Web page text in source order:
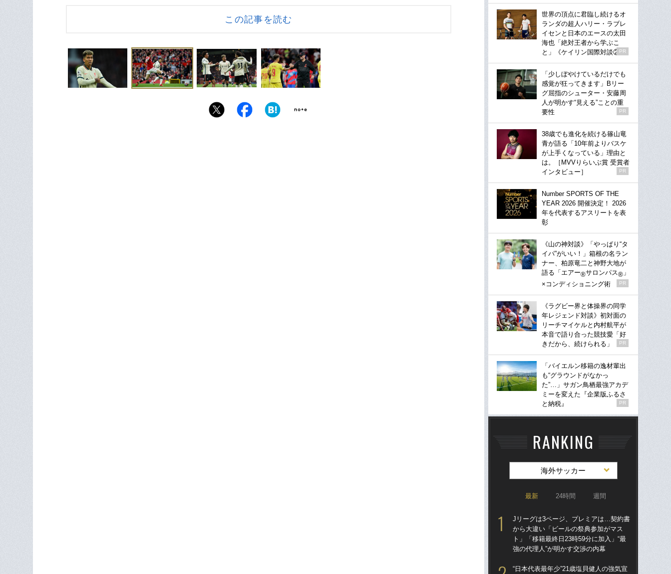
この記事を読む
世界の頂点に君臨し続けるオ
ランダの超人ハリー・ラブレ
イセンと日本のエースの太田
海也「絶対王者から学ぶこ
と」《ケイリン国際対談②》
PR
「少しぼやけているだけでも
感覚が狂ってきます」Bリー
グ屈指のシューター・安藤周
人が明かす“見える”ことの重
要性
PR
38歳でも進化を続ける篠山竜
青が語る「10年前よりバスケ
が上手くなっている」理由と
は。［MVVりらいぶ賞 受賞者
インタビュー］
PR
Number SPORTS OF THE
YEAR 2026 開催決定！ 2026
年を代表するアスリートを表
彰
《山の神対談》「やっぱり“タ
イパ”がいい！」箱根の名ラン
ナー、柏原竜二と神野大地が
語る「エアー®サロンパス® 」
×コンディショニング術
PR
《ラグビー界と体操界の同学
年レジェンド対談》初対面の
リーチマイケルと内村航平が
本音で語り合った競技愛「好
きだから、続けられる」
PR
「バイエルン移籍の逸材輩出
も“グラウンドがなかっ
た”…」サガン鳥栖最強アカデ
ミーを変えた『企業版ふるさ
と納税』
PR
RANKING
海外サッカー
最新 24時間 週間
Jリーグは3ページ、プレミアは…契約書
から大違い「ビールの祭典参加がマス
ト」「移籍最終日23時59分に加入」“最
強の代理人”が明かす交渉の内幕
“日本代表最年少”21歳塩貝健人の強気宣